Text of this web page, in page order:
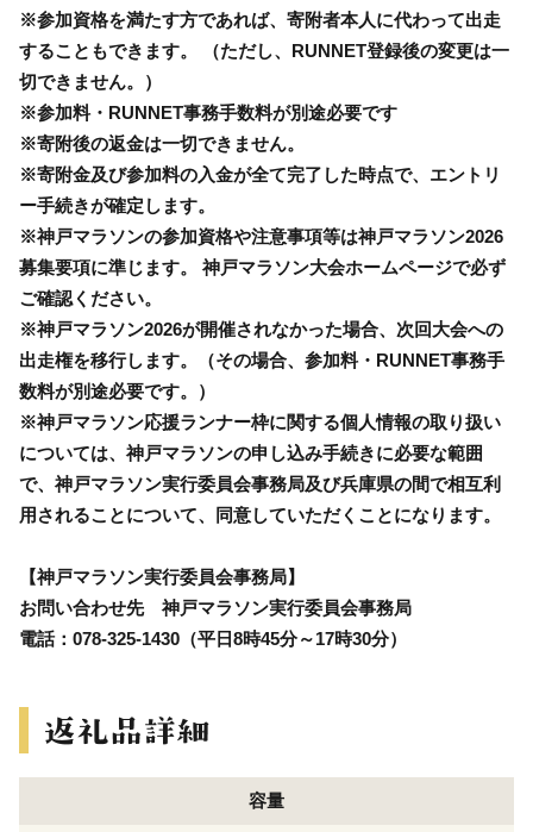
※参加資格を満たす方であれば、寄附者本人に代わって出走
することもできます。 （ただし、RUNNET登録後の変更は一
切できません。）
※参加料・RUNNET事務手数料が別途必要です
※寄附後の返金は一切できません。
※寄附金及び参加料の入金が全て完了した時点で、エントリ
ー手続きが確定します。
※神戸マラソンの参加資格や注意事項等は神戸マラソン2026
募集要項に準じます。 神戸マラソン大会ホームページで必ず
ご確認ください。
※神戸マラソン2026が開催されなかった場合、次回大会への
出走権を移行します。（その場合、参加料・RUNNET事務手
数料が別途必要です。）
※神戸マラソン応援ランナー枠に関する個人情報の取り扱い
については、神戸マラソンの申し込み手続きに必要な範囲
で、神戸マラソン実行委員会事務局及び兵庫県の間で相互利
用されることについて、同意していただくことになります。
【神戸マラソン実行委員会事務局】
お問い合わせ先 神戸マラソン実行委員会事務局
電話：078-325-1430（平日8時45分～17時30分）
容量